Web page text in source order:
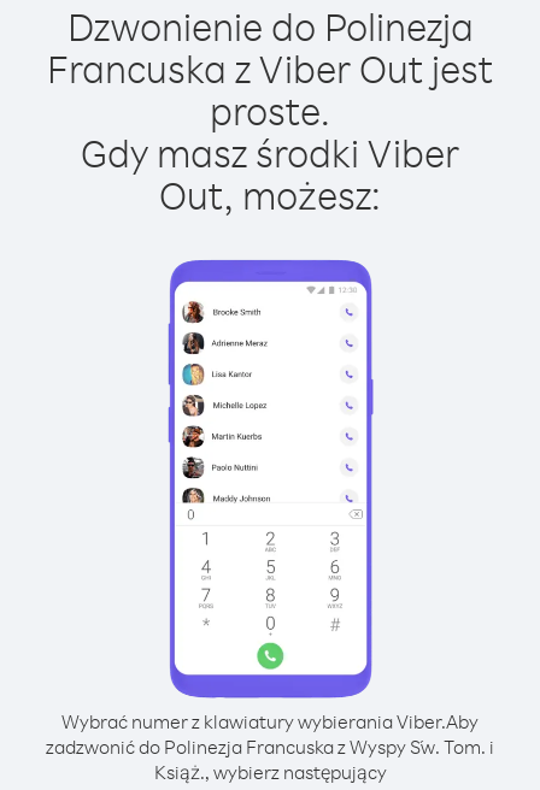
Dzwonienie do Polinezja
Francuska z Viber Out jest
proste.
Gdy masz środki Viber
Out, możesz:
Wybrać numer z klawiatury wybierania Viber.Aby
zadzwonić do Polinezja Francuska z Wyspy Św. Tom. i
Książ., wybierz następujący